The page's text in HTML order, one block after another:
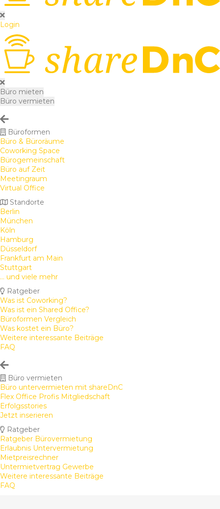
Login
Büro mieten
Büro vermieten
Büroformen
Büro & Büroräume
Coworking Space
Bürogemeinschaft
Büro auf Zeit
Meetingraum
Virtual Office
Standorte
Berlin
München
Köln
Hamburg
Düsseldorf
Frankfurt am Main
Stuttgart
... und viele mehr
Ratgeber
Was ist Coworking?
Was ist ein Shared Office?
Büroformen Vergleich
Was kostet ein Büro?
Weitere interessante Beiträge
FAQ
Büro vermieten
Büro untervermieten mit shareDnC
Flex Office Profis Mitgliedschaft
Erfolgsstories
Jetzt inserieren
Ratgeber
Ratgeber Bürovermietung
Erlaubnis Untervermietung
Mietpreisrechner
Untermietvertrag Gewerbe
Weitere interessante Beiträge
FAQ